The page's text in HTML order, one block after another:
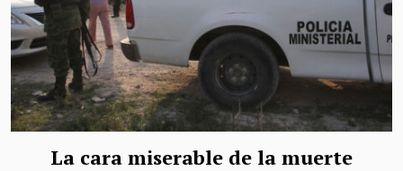
La cara miserable de la muerte